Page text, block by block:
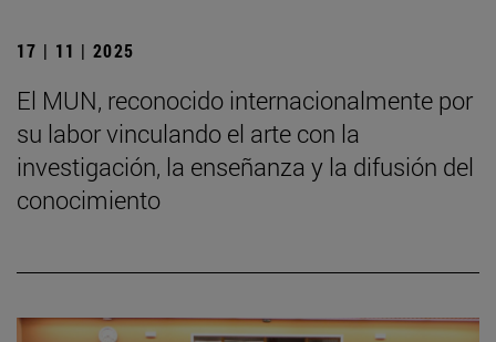
17 | 11 | 2025
El MUN, reconocido internacionalmente por
su labor vinculando el arte con la
investigación, la enseñanza y la difusión del
conocimiento